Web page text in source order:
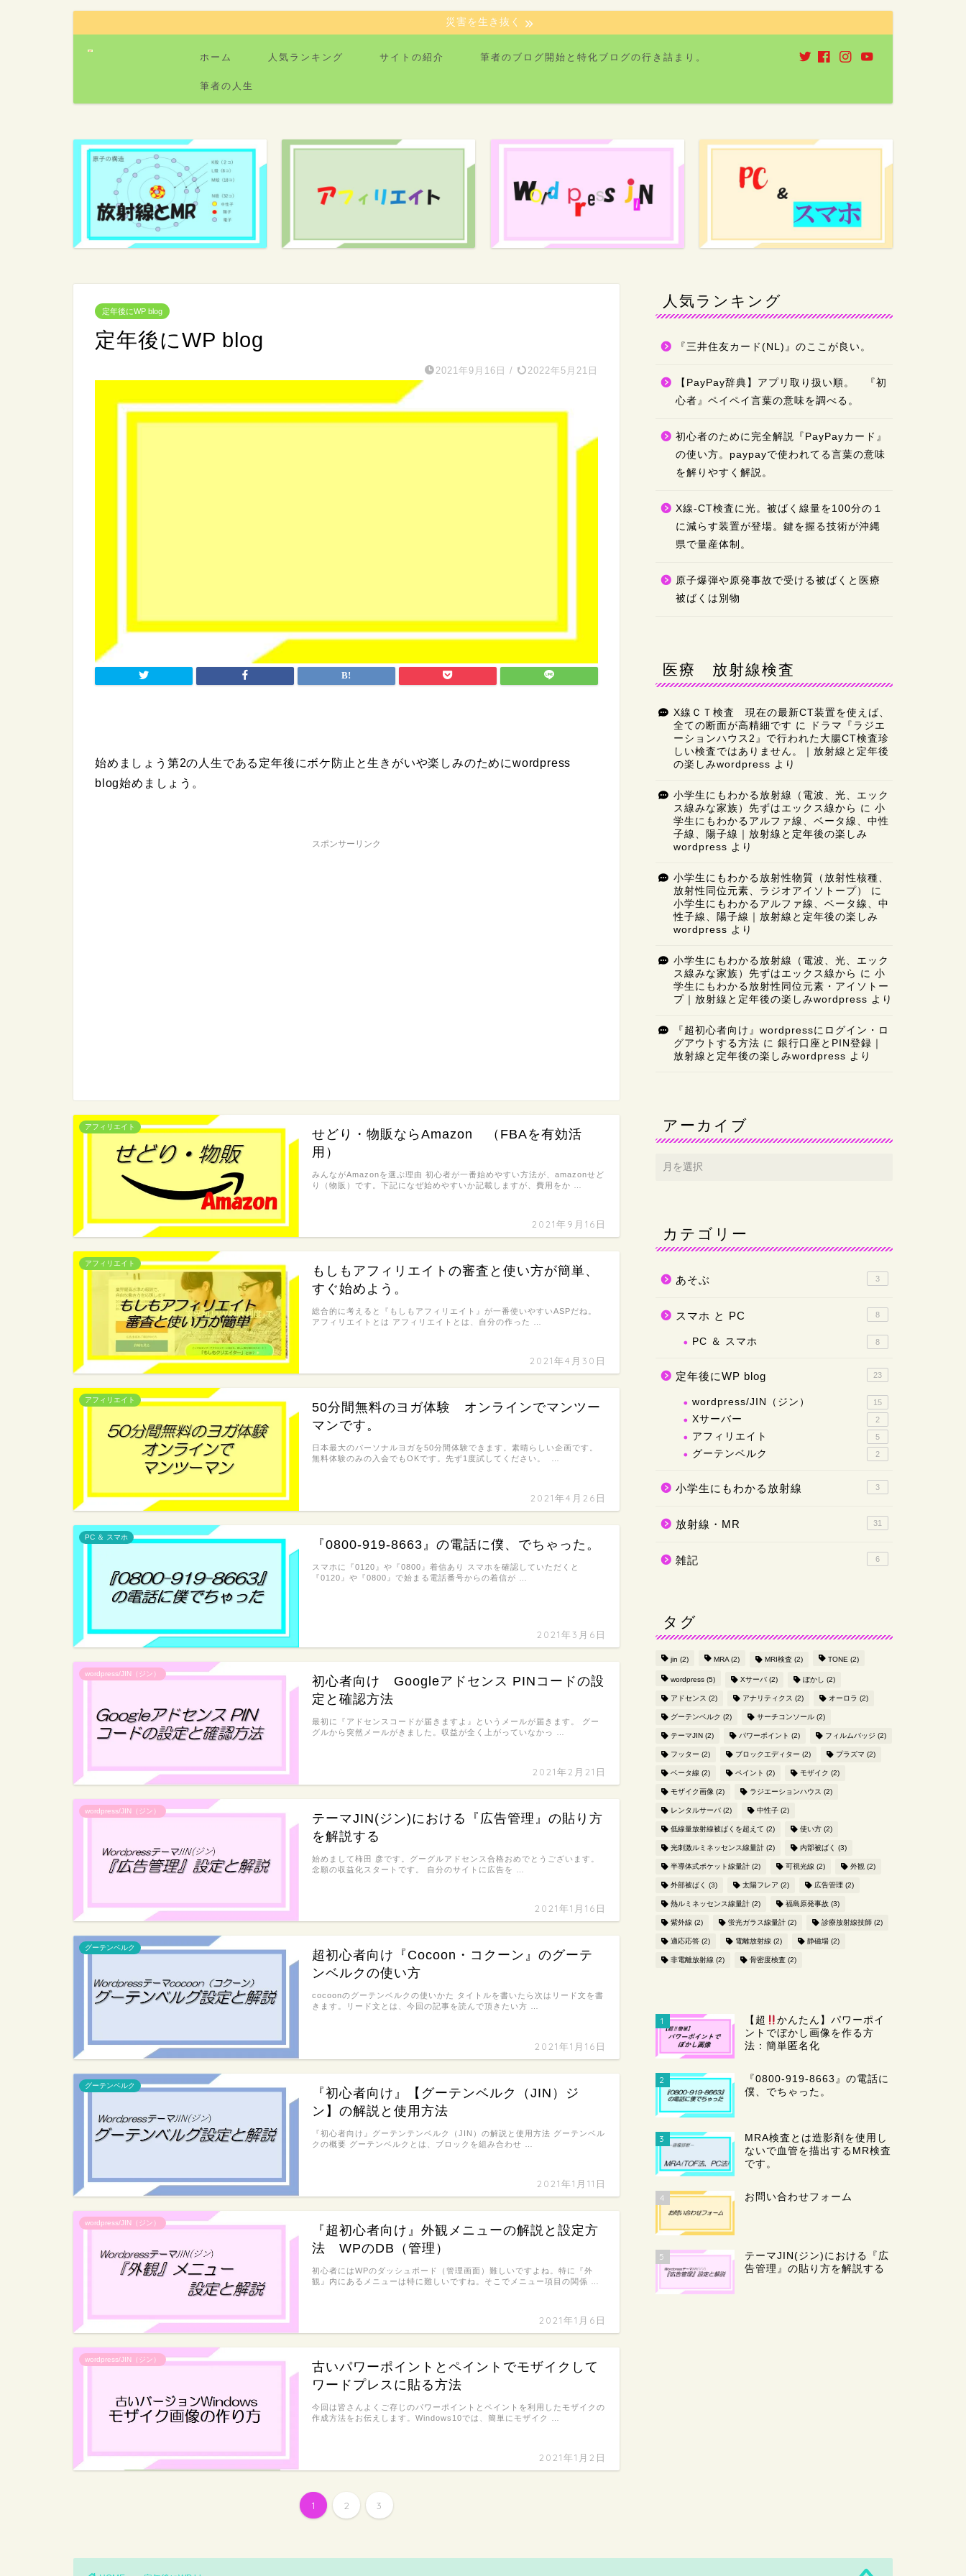
災害を生き抜く
ホーム 人気ランキング サイトの紹介 筆者のブログ開始と特化ブログの行き詰まり。
筆者の人生
定年後にWP blog
定年後にWP blog
2021年9月16日 / 2022年5月21日
始めましょう第2の人生である定年後にボケ防止と生きがいや楽しみのためにwordpress
blog始めましょう。
スポンサーリンク
アフィリエイト
せどり・物販ならAmazon （FBAを有効活
用）
2021年9月16日
みんながAmazonを選ぶ理由 初心者が一番始めやすい方法が、amazonせど
り（物販）です。下記になぜ始めやすいか記載しますが、費用をか …
アフィリエイト
もしもアフィリエイトの審査と使い方が簡単、
すぐ始めよう。
2021年4月30日
総合的に考えると『もしもアフィリエイト』が一番使いやすいASPだね。
アフィリエイトとは アフィリエイトとは、自分の作った …
アフィリエイト
50分間無料のヨガ体験 オンラインでマンツー
マンです。
2021年4月26日
日本最大のパーソナルヨガを50分間体験できます。素晴らしい企画です。
無料体験のみの入会でもOKです。先ず1度試してください。 …
PC ＆ スマホ
『0800-919-8663』の電話に僕、でちゃった。
2021年3月6日
スマホに『0120』や『0800』着信あり スマホを確認していただくと
『0120』や『0800』で始まる電話番号からの着信が …
wordpress/JIN（ジン）
初心者向け Googleアドセンス PINコードの設
定と確認方法
2021年2月21日
最初に『アドセンスコードが届きますよ』というメールが届きます。 グー
グルから突然メールがきました。収益が全く上がっていなかっ …
wordpress/JIN（ジン）
テーマJIN(ジン)における『広告管理』の貼り方
を解説する
2021年1月16日
始めまして柿田 彦です。グーグルアドセンス合格おめでとうございます。
念願の収益化スタートです。 自分のサイトに広告を …
グーテンベルク
超初心者向け『Cocoon・コクーン』のグーテ
ンベルクの使い方
2021年1月16日
cocoonのグーテンベルクの使いかた タイトルを書いたら次はリード文を書
きます。リード文とは、今回の記事を読んで頂きたい方 …
グーテンベルク
『初心者向け』【グーテンベルク（JIN）ジ
ン】の解説と使用方法
2021年1月11日
『初心者向け』グーテンテンベルク（JIN）の解説と使用方法 グーテンベル
クの概要 グーテンベルクとは、ブロックを組み合わせ …
wordpress/JIN（ジン）
『超初心者向け』外観メニューの解説と設定方
法 WPのDB（管理）
2021年1月6日
初心者にはWPのダッシュボード（管理画面）難しいですよね。特に『外
観』内にあるメニューは特に難しいですね。そこでメニュー項目の関係 …
wordpress/JIN（ジン）
古いパワーポイントとペイントでモザイクして
ワードプレスに貼る方法
2021年1月2日
今回は皆さんよくご存じのパワーポイントとペイントを利用したモザイクの
作成方法をお伝えします。Windows10では、簡単にモザイク …
1 2 3
人気ランキング
『三井住友カード(NL)』のここが良い。
【PayPay辞典】アプリ取り扱い順。 『初
心者』ペイペイ言葉の意味を調べる。
初心者のために完全解説『PayPayカード』
の使い方。paypayで使われてる言葉の意味
を解りやすく解説。
X線-CT検査に光。被ばく線量を100分の１
に減らす装置が登場。鍵を握る技術が沖縄
県で量産体制。
原子爆弾や原発事故で受ける被ばくと医療
被ばくは別物
医療 放射線検査
X線ＣＴ検査 現在の最新CT装置を使えば、
全ての断面が高精細です に
ドラマ『ラジエ
ーションハウス2』で行われた大腸CT検査珍
しい検査ではありません。｜放射線と定年後
の楽しみwordpress より
小学生にもわかる放射線（電波、光、エック
ス線みな家族）先ずはエックス線から に 小
学生にもわかるアルファ線、ベータ線、中性
子線、陽子線｜放射線と定年後の楽しみ
wordpress より
小学生にもわかる放射性物質（放射性核種、
放射性同位元素、ラジオアイソトープ）
に
小学生にもわかるアルファ線、ベータ線、中
性子線、陽子線｜放射線と定年後の楽しみ
wordpress より
小学生にもわかる放射線（電波、光、エック
ス線みな家族）先ずはエックス線から に 小
学生にもわかる放射性同位元素・アイソトー
プ｜放射線と定年後の楽しみwordpress より
『超初心者向け』wordpressにログイン・ロ
グアウトする方法 に 銀行口座とPIN登録｜
放射線と定年後の楽しみwordpress より
アーカイブ
カテゴリー
あそぶ 3
スマホ と PC 8
PC ＆ スマホ 8
定年後にWP blog 23
wordpress/JIN（ジン） 15
Xサーバー 2
アフィリエイト 5
グーテンベルク 2
小学生にもわかる放射線 3
放射線・MR 31
雑記 6
タグ
jin (2) MRA(2) MRI検査(2) TONE (2)
wordpress(5) Xサーバ(2) ぼかし (2)
アドセンス (2) アナリティクス (2) オーロラ (2)
グーテンベルク (2) サーチコンソール(2)
テーマJIN(2) パワーポイント (2) フィルムバッジ (2)
フッター (2) ブロックエディター (2) プラズマ (2)
ベータ線 (2) ペイント (2) モザイク (2)
モザイク画像 (2) ラジエーションハウス (2)
レンタルサーバ(2) 中性子(2)
低線量放射線被ばくを超えて (2) 使い方(2)
光刺激ルミネッセンス線量計(2) 内部被ばく (3)
半導体式ポケット線量計(2) 可視光線 (2) 外観 (2)
外部被ばく (3) 太陽フレア (2) 広告管理 (2)
熱ルミネッセンス線量計(2) 福島原発事故(3)
紫外線 (2) 蛍光ガラス線量計(2) 診療放射線技師(2)
適応応答(2) 電離放射線 (2) 静磁場(2)
非電離放射線 (2) 骨密度検査(2)
1 【超
かんたん】パワーポイ
ントでぼかし画像を作る方
法：簡単匿名化
2
『0800-919-8663』の電話に
僕、でちゃった。
3
MRA検査とは造影剤を使用し
ないで血管を描出するMR検査
です。
4 お問い合わせフォーム
5
テーマJIN(ジン)における『広
告管理』の貼り方を解説する